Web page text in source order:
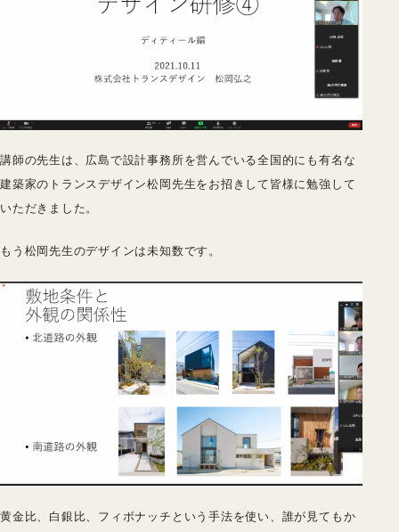
講師の先生は、広島で設計事務所を営んでいる全国的にも有名な
建築家のトランスデザイン松岡先生をお招きして皆様に勉強して
いただきました。
もう松岡先生のデザインは未知数です。
黄金比、白銀比、フィボナッチという手法を使い、誰が見てもか